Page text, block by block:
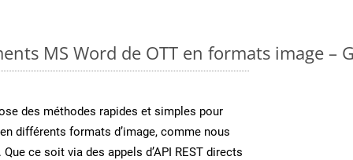
MS Word de OTT en formats image –
des méthodes rapides et simples pour
différents formats d’image, comme nous
ce soit via des appels d’API REST directs